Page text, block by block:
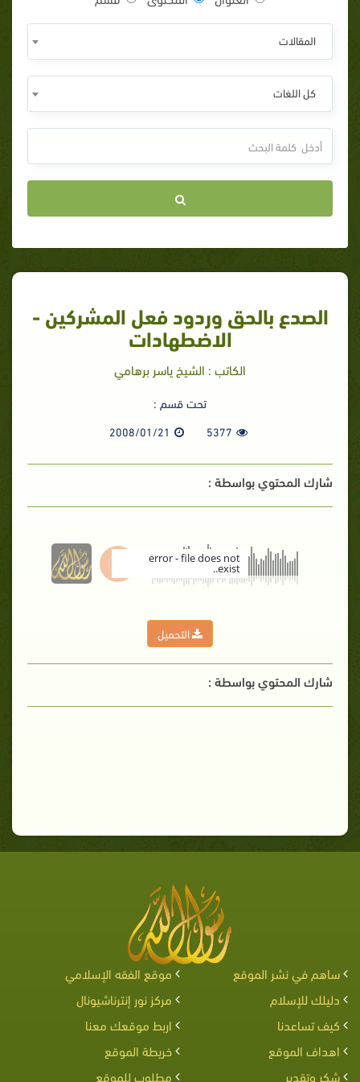
المقالات
كل اللغات
الصدع بالحق وردود فعل المشركين -
الاضطهادات
الكاتب : الشيخ ياسر برهامي
تحت قسم :
5377
2008/01/21
شارك المحتوي بواسطة :
error - file does not
exist..
التحميل
شارك المحتوي بواسطة :
ساهم في نشر الموقع
موقع الفقه الإسلامي
دليلك للإسلام
مركز نور إنترناشيونال
كيف تساعدنا
اربط موقعك معنا
اهداف الموقع
خريطة الموقع
شكر وتقدير
مطلوب للموقع